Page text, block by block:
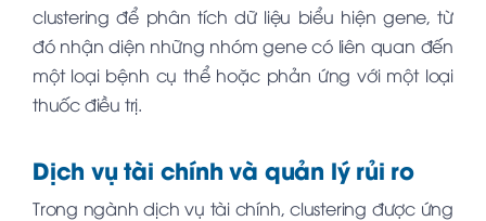
clustering để phân tích dữ liệu biểu hiện gene, từ
đó nhận diện những nhóm gene có liên quan đến
một loại bệnh cụ thể hoặc phản ứng với một loại
thuốc điều trị.
Dịch vụ tài chính và quản lý rủi ro
Trong ngành dịch vụ tài chính, clustering được ứng